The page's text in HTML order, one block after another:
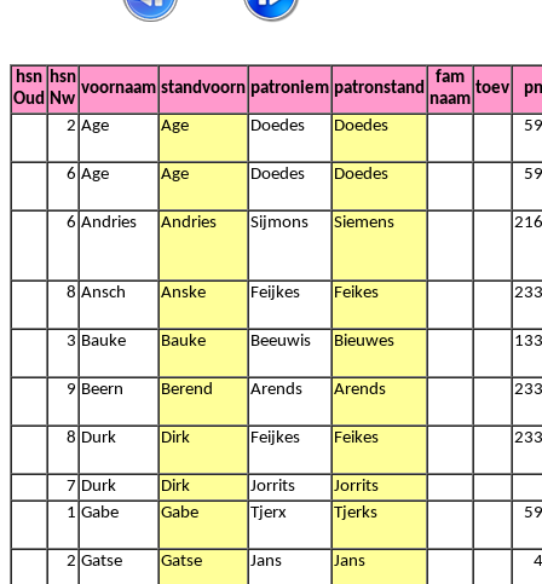
hsn
Oud
hsn
Nw
voornaam standvoorn patroniem patronstand
fam
naam
toev pn
2 Age Age Doedes Doedes
6 Age Age Doedes Doedes
6 Andries Andries Sijmons Siemens
8 Ansch Anske Feijkes Feikes
3 Bauke Bauke Beeuwis Bieuwes
9 Beern Berend Arends Arends
8 Durk Dirk Feijkes Feikes
7 Durk Dirk Jorrits
Jorrits
1 Gabe Gabe Tjerx Tjerks
2 Gatse Gatse Jans Jans